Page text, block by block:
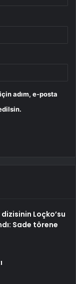
adım, e-posta
Loçko’su
Sade törene